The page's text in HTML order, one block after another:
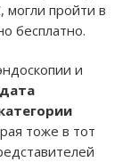
пройти в
бесплатно.
и
тоже в тот